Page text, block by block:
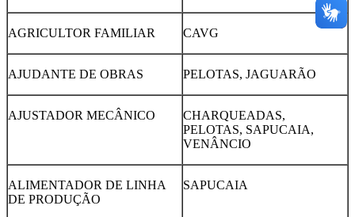
AGRICULTOR FAMILIAR CAVG
AJUDANTE DE OBRAS PELOTAS, JAGUARÃO
AJUSTADOR MECÂNICO
CHARQUEADAS,
PELOTAS, SAPUCAIA,
VENÂNCIO
ALIMENTADOR DE LINHA
DE PRODUÇÃO
SAPUCAIA